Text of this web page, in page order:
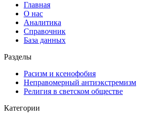
Главная
О нас
Аналитика
Справочник
База данных
Разделы
Расизм и ксенофобия
Неправомерный антиэкстремизм
Религия в светском обществе
Категории